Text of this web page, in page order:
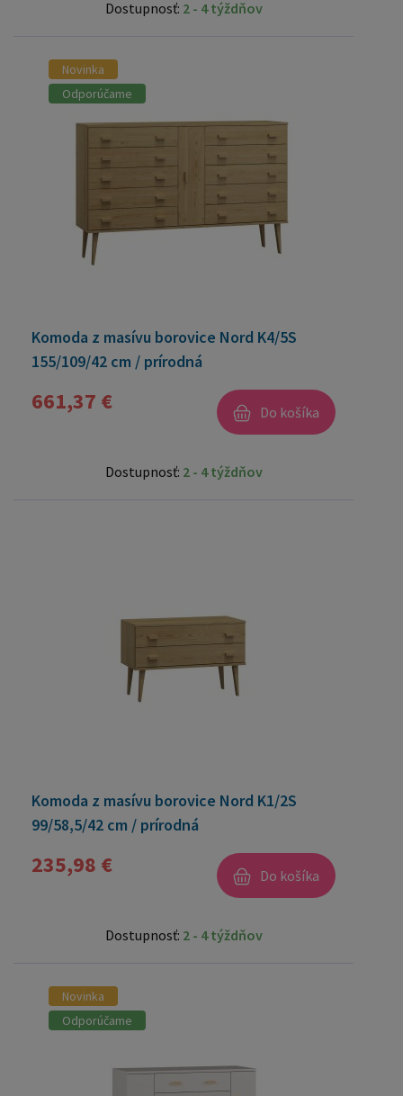
Dostupnosť: 2 - 4 týždňov
Novinka
Odporúčame
Komoda z masívu borovice Nord K4/5S
155/109/42 cm / prírodná
661,37 € Do košíka
Dostupnosť: 2 - 4 týždňov
Komoda z masívu borovice Nord K1/2S
99/58,5/42 cm / prírodná
235,98 € Do košíka
Dostupnosť: 2 - 4 týždňov
Novinka
Odporúčame